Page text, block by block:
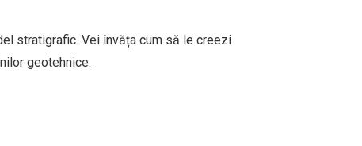
stratigrafic. Vei învăța cum să le creezi
geotehnice.